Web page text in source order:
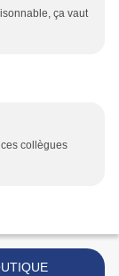
ça vaut
collègues